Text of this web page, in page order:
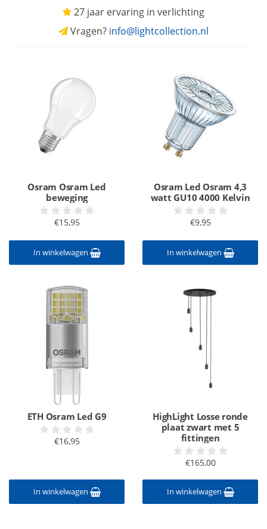
27 jaar ervaring in verlichting
Vragen? info@lightcollection.nl
Osram Osram Led
beweging
€15,95
In winkelwagen
Osram Led Osram 4,3
watt GU10 4000 Kelvin
€9,95
In winkelwagen
ETH Osram Led G9
€16,95
In winkelwagen
HighLight Losse ronde
plaat zwart met 5
fittingen
€165,00
In winkelwagen